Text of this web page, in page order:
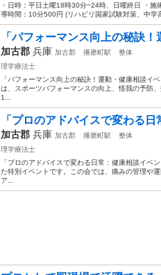
・日時：平日土曜18時30分~24時、日曜終日 ・
導時間：10分500円 (リハビリ国家試験対策、中
「パフォーマンス向上の秘訣！
加古郡 兵庫 加古郡 播磨町駅
整体
理学療法士
「パフォーマンス向上の秘訣！運動・健康相談イ
は、スポーツパフォーマンスの向上、怪我の予防
1...
「プロのアドバイスで変わる日
加古郡 兵庫 加古郡 播磨町駅
整体
理学療法士
「プロのアドバイスで変わる日常：健康相談イベ
た特別イベントです。この会では、痛みの管理や
ア...